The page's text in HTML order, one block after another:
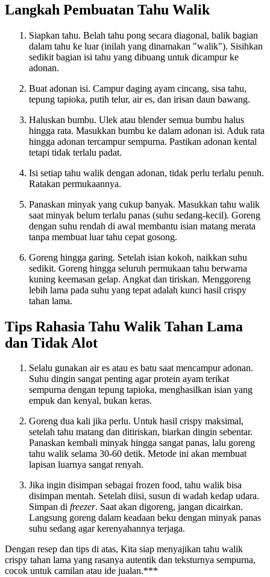
Langkah Pembuatan Tahu Walik
Siapkan tahu. Belah tahu pong secara diagonal, balik bagian
dalam tahu ke luar (inilah yang dinamakan "walik"). Sisihkan
sedikit bagian isi tahu yang dibuang untuk dicampur ke
adonan.
Buat adonan isi. Campur daging ayam cincang, sisa tahu,
tepung tapioka, putih telur, air es, dan irisan daun bawang.
Haluskan bumbu. Ulek atau blender semua bumbu halus
hingga rata. Masukkan bumbu ke dalam adonan isi. Aduk rata
hingga adonan tercampur sempurna. Pastikan adonan kental
tetapi tidak terlalu padat.
Isi setiap tahu walik dengan adonan, tidak perlu terlalu penuh.
Ratakan permukaannya.
Panaskan minyak yang cukup banyak. Masukkan tahu walik
saat minyak belum terlalu panas (suhu sedang-kecil). Goreng
dengan suhu rendah di awal membantu isian matang merata
tanpa membuat luar tahu cepat gosong.
Goreng hingga garing. Setelah isian kokoh, naikkan suhu
sedikit. Goreng hingga seluruh permukaan tahu berwarna
kuning keemasan gelap. Angkat dan tiriskan. Menggoreng
lebih lama pada suhu yang tepat adalah kunci hasil crispy
tahan lama.
Tips Rahasia Tahu Walik Tahan Lama
dan Tidak Alot
Selalu gunakan air es atau es batu saat mencampur adonan.
Suhu dingin sangat penting agar protein ayam terikat
sempurna dengan tepung tapioka, menghasilkan isian yang
empuk dan kenyal, bukan keras.
Goreng dua kali jika perlu. Untuk hasil crispy maksimal,
setelah tahu matang dan ditiriskan, biarkan dingin sebentar.
Panaskan kembali minyak hingga sangat panas, lalu goreng
tahu walik selama 30-60 detik. Metode ini akan membuat
lapisan luarnya sangat renyah.
Jika ingin disimpan sebagai frozen food, tahu walik bisa
disimpan mentah. Setelah diisi, susun di wadah kedap udara.
Simpan di freezer. Saat akan digoreng, jangan dicairkan.
Langsung goreng dalam keadaan beku dengan minyak panas
suhu sedang agar kerenyahannya terjaga.
Dengan resep dan tips di atas, Kita siap menyajikan tahu walik
crispy tahan lama yang rasanya autentik dan teksturnya sempurna,
cocok untuk camilan atau ide jualan.***